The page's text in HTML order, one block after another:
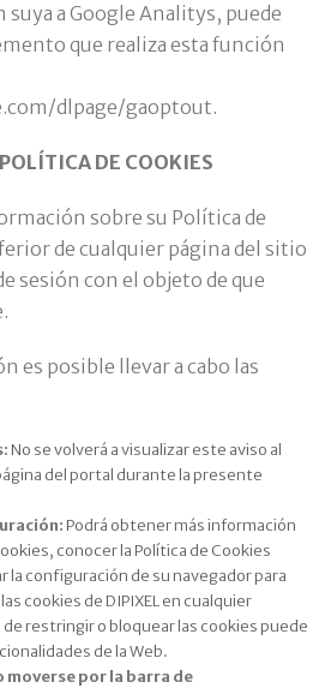
a Google Analitys, puede
que realiza esta función
dlpage/gaoptout.
DE COOKIES
sobre su Política de
de cualquier página del sitio
sesión con el objeto de que
es posible llevar a cabo las
No se volverá a visualizar este aviso al
del portal durante la presente
Podrá obtener más información
conocer la Política de Cookies
la configuración de su navegador para
cookies de DIPIXEL en cualquier
restringir o bloquear las cookies puede
de la Web.
moverse por la barra de